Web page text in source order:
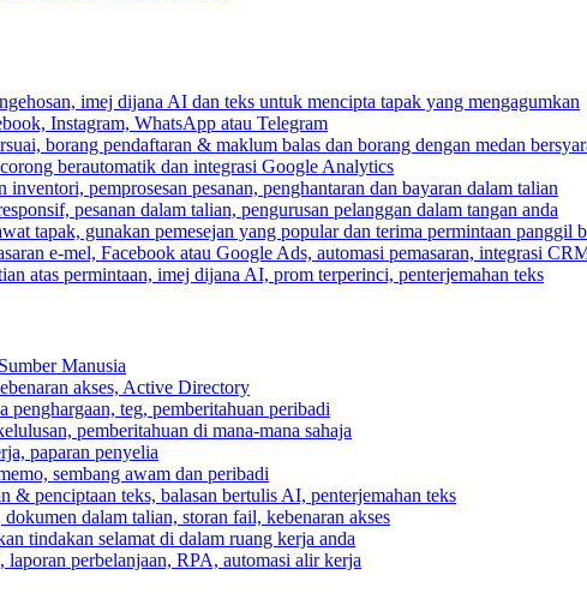
imej dijana AI dan teks untuk mencipta tapak yang mengagumkan
Instagram, WhatsApp atau Telegram
borang pendaftaran & maklum balas dan borang dengan medan
berautomatik dan integrasi Google Analytics
pemprosesan pesanan, penghantaran dan bayaran dalam talian
pesanan dalam talian, pengurusan pelanggan dalam tangan anda
tapak, gunakan pemesejan yang popular dan terima permintaan panggil
e-mel, Facebook atau Google Ads, automasi pemasaran, integrasi
atas permintaan, imej dijana AI, prom terperinci, penterjemahan teks
Manusia
akses, Active Directory
teg, pemberitahuan peribadi
pemberitahuan di mana-mana sahaja
paparan penyelia
sembang awam dan peribadi
& penciptaan teks, balasan bertulis AI, penterjemahan teks
dalam talian, storan fail, kebenaran akses
tindakan selamat di dalam ruang kerja anda
perbelanjaan, RPA, automasi alir kerja